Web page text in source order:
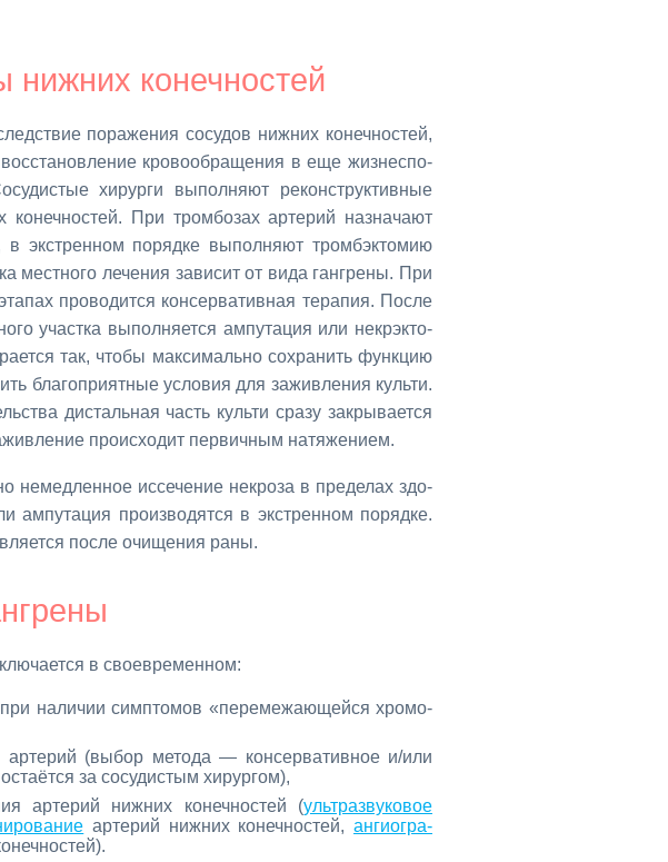
ниж­них ко­неч­но­стей
по­ра­же­ния со­су­дов ниж­них ко­неч­но­стей,
кро­во­об­ра­ще­ния в еще жиз­не­спо­
хи­рур­ги вы­пол­ня­ют ре­кон­струк­тив­ные
При тром­бо­зах ар­те­рий на­зна­ча­ют
в экс­трен­ном по­ряд­ке вы­пол­ня­ют тром­б­эк­то­мию
мест­но­го ле­че­ния за­ви­сит от ви­да ган­гре­ны. При
про­во­дит­ся кон­сер­ва­тив­ная те­ра­пия. По­сле
участ­ка вы­пол­ня­ет­ся ам­пу­та­ция или некр­эк­то­
так, что­бы мак­си­маль­но со­хра­нить функ­цию
бла­го­при­ят­ные усло­вия для за­жив­ле­ния куль­ти.
ди­сталь­ная часть куль­ти сра­зу за­кры­ва­ет­ся
про­ис­хо­дит пер­вич­ным на­тя­же­ни­ем.
немед­лен­ное ис­се­че­ние некро­за в пре­де­лах здо­
ам­пу­та­ция про­из­во­дят­ся в экс­трен­ном по­ряд­ке.
по­сле очи­ще­ния ра­ны.
в свое­вре­мен­ном:
на­ли­чии симп­то­мов «пе­ре­ме­жа­ю­щей­ся хро­мо­
ар­те­рий (вы­бор ме­то­да — кон­сер­ва­тив­ное и/или
за со­су­ди­стым хи­рур­гом),
ар­те­рий ниж­них ко­неч­но­стей (уль­тра­зву­ко­вое
ар­те­рий ниж­них ко­неч­но­стей,ан­гио­гра­